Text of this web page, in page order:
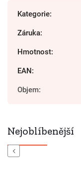
Kategorie:
Záruka:
Hmotnost:
EAN:
Objem:
Nejoblíbenější
Previous